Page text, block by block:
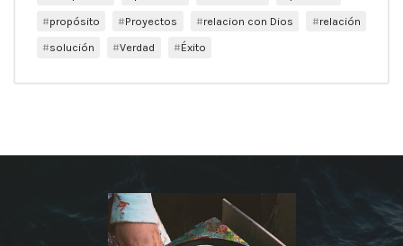
propósito
Proyectos relacion con Dios
relación
solución
Verdad Éxito